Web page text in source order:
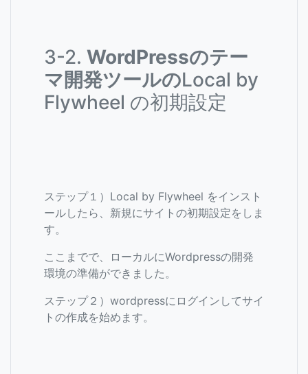
3-2. WordPressのテー
マ開発ツールのLocal by
Flywheel の初期設定
ステップ１）Local by Flywheel をインスト
ールしたら、新規にサイトの初期設定をしま
す。
ここまでで、ローカルにWordpressの開発
環境の準備ができました。
ステップ２）wordpressにログインしてサイ
トの作成を始めます。